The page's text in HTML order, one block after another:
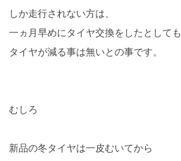
しか走行されない方は、
一ヵ月早めにタイヤ交換をしたとしても
タイヤが減る事は無いとの事です。
むしろ
新品の冬タイヤは一皮むいてから